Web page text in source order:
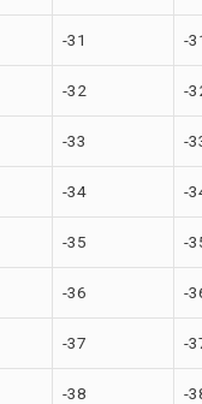
-31 -
-32 -
-33 -
-34 -
-35 -
-36 -
-37 -
-38 -